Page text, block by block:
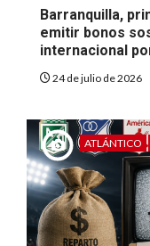
Barranquilla,
emitir bonos
internacional
24 de julio de 2026
ATLÁNTICO